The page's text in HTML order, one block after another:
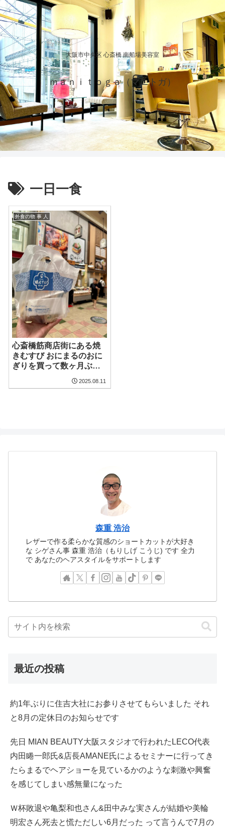
大阪市中央区 心斎橋 南船場美容室
ｍａｎｉｔｏｇａ（マニトガ）
一日一食
外食の物 事 人
心斎橋筋商店街にある焼
きむすび おにまるのおに
ぎりを買って数ヶ月ぶり
2025.08.11
森重 浩治
レザーで作る柔らかな質感のショートカットが大好き
な シゲさん事 森重 浩治（もりしげ こうじ) です 全力
で あなたのヘアスタイルをサポートします
最近の投稿
約1年ぶりに住吉大社にお参りさせてもらいました それ
と8月の定休日のお知らせです
先日 MIAN BEAUTY大阪スタジオで行われたLECO代表
内田睠一郎氏&店長AMANE氏によるセミナーに行ってき
たらまるでヘアショーを見ているかのような刺激や興奮
を感じてしまい感無量になった
Ｗ杯敗退や亀梨和也さん&田中みな実さんが結婚や美輪
明宏さん死去と慌ただしい6月だった って言うんで7月の